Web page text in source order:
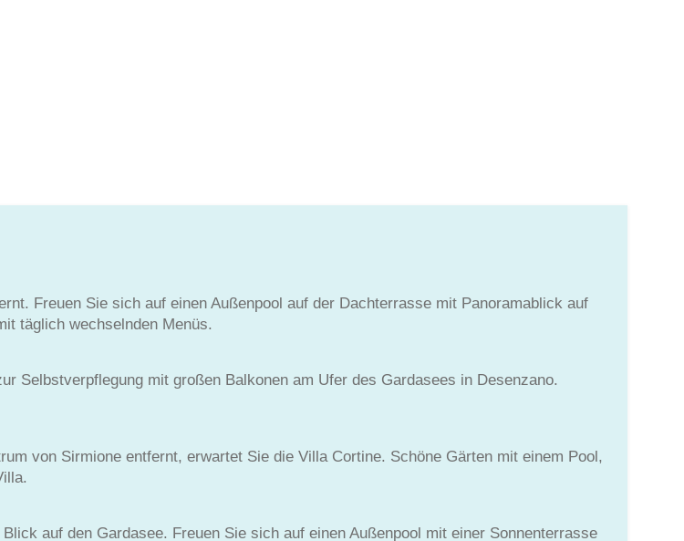
Freuen Sie sich auf einen Außenpool auf der Dachterrasse mit Panoramablick auf
täglich wechselnden Menüs.
Selbstverpflegung mit großen Balkonen am Ufer des Gardasees in Desenzano.
von Sirmione entfernt, erwartet Sie die Villa Cortine. Schöne Gärten mit einem Pool,
auf den Gardasee. Freuen Sie sich auf einen Außenpool mit einer Sonnenterrasse